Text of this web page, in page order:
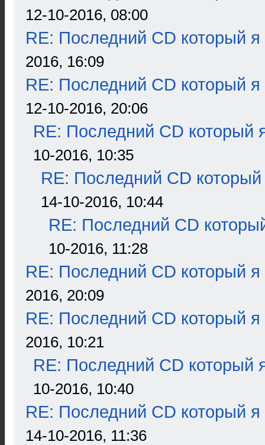
12-10-2016, 08:00
RE: Последний CD который я
2016, 16:09
RE: Последний CD который я
12-10-2016, 20:06
RE: Последний CD который
10-2016, 10:35
RE: Последний CD который
14-10-2016, 10:44
RE: Последний CD
10-2016, 11:28
RE: Последний CD который я
2016, 20:09
RE: Последний CD который я
2016, 10:21
RE: Последний CD который
10-2016, 10:40
RE: Последний CD который я
14-10-2016, 11:36